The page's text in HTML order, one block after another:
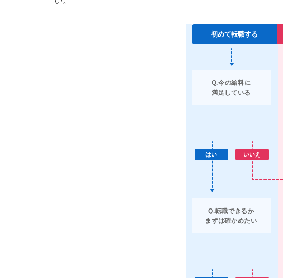
初めて転職する
Q.今の給料に
満足している
はい いいえ
Q.転職できるか
まずは確かめたい